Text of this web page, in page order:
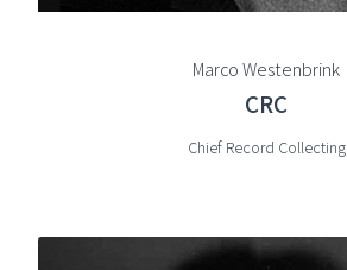
Marco Westenbrink
CRC
Chief Record Collecting